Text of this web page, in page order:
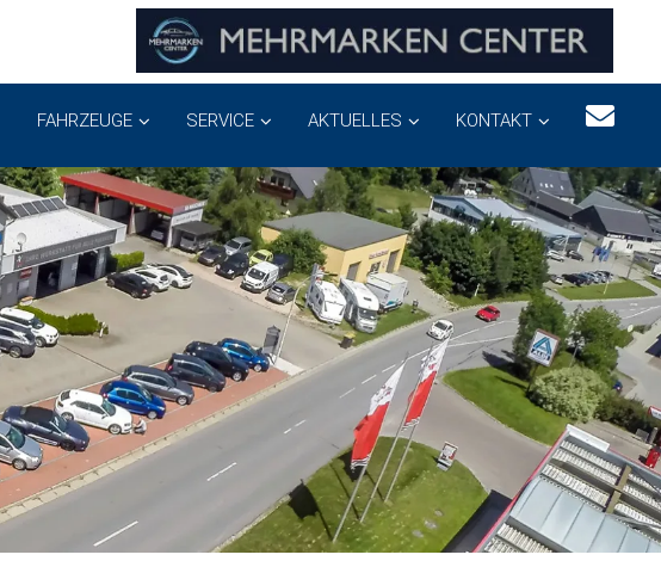
FAHRZEUGE SERVICE AKTUELLES KONTAKT